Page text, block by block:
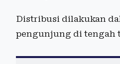
Distribusi dilakukan
pengunjung di tengah